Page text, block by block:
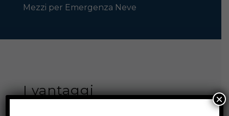
Mezzi per Emergenza Neve
I vantaggi
×